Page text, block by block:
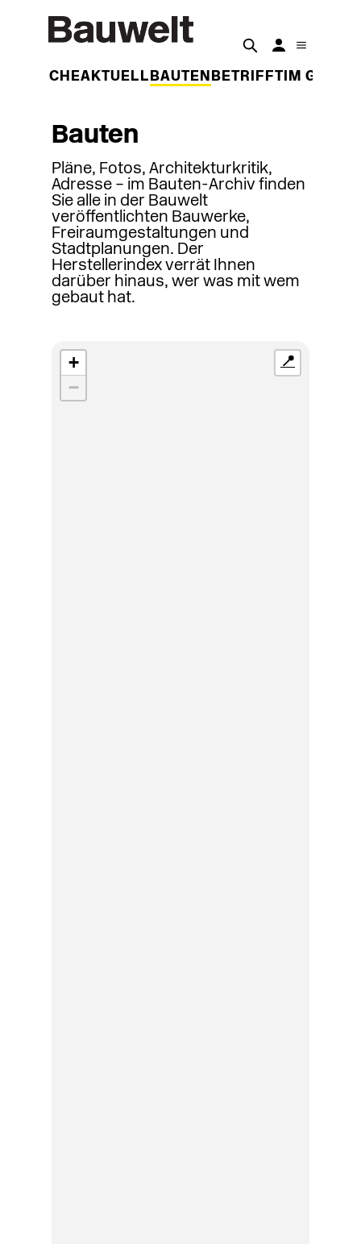
WOCHEAKTUELL BAUTEN BETRIFFT IM
Bauten
Pläne, Fotos, Architekturkritik,
Adresse – im Bauten-Archiv finden
Sie alle in der Bauwelt
veröffentlichten Bauwerke,
Freiraumgestaltungen und
Stadtplanungen. Der
Herstellerindex verrät Ihnen
darüber hinaus, wer was mit wem
gebaut hat.
+
−
📍